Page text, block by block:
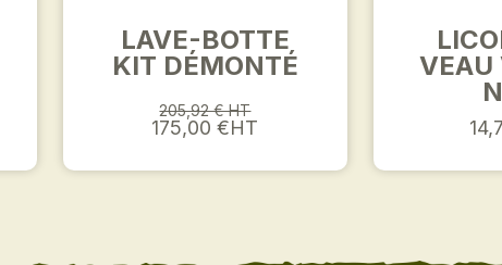
LAVE-BOTTE
KIT DÉMONTÉ
205,92 € HT
175,00 €HT
VEAU